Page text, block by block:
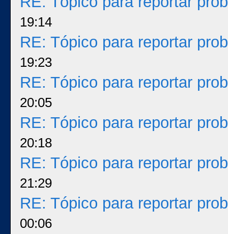
19:14
RE: Tópico para reportar
19:23
RE: Tópico para reportar
20:05
RE: Tópico para reportar
20:18
RE: Tópico para reportar
21:29
RE: Tópico para reportar
00:06